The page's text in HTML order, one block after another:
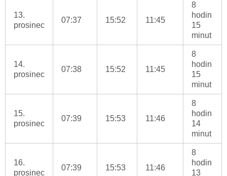
13.
prosinec
07:37 15:52 11:45
8
hodin
15
minut
14.
prosinec
07:38 15:52 11:45
8
hodin
15
minut
15.
prosinec
07:39 15:53 11:46
8
hodin
14
minut
16.
prosinec
07:39 15:53 11:46
8
hodin
13